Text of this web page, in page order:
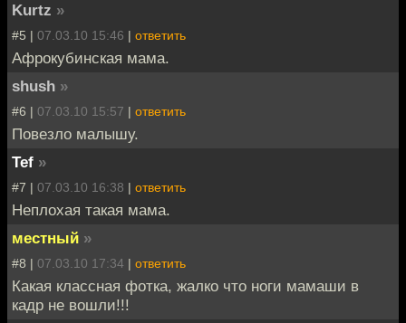
Kurtz »
#5 | 07.03.10 15:46 | ответить
Афрокубинская мама.
shush »
#6 | 07.03.10 15:57 | ответить
Повезло малышу.
Tef »
#7 | 07.03.10 16:38 | ответить
Неплохая такая мама.
местный »
#8 | 07.03.10 17:34 | ответить
Какая классная фотка, жалко что ноги мамаши в
кадр не вошли!!!